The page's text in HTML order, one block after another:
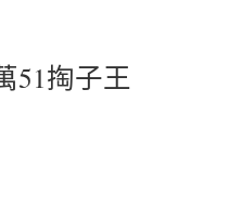
51掏子王